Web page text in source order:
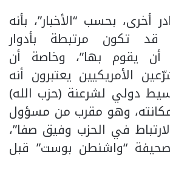
أخرى، بحسب “الأخبار”، بأنه
قد تكون مرتبطة بأدوار
أن يقوم بها”، وخاصة أن
الأمريكيين يعتبرون أنه
دولي لشرعنة (حزب الله)
وهو مقرب من مسؤول
في الحزب وفيق صفا”،
“واشنطن بوست” قبل